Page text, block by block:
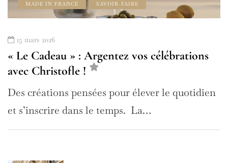
MADE IN FRANCE
SAVOIR-FAIRE
15 mars 2026
« Le Cadeau » : Argentez vos célébrations
avec Christofle !
Des créations pensées pour élever le quotidien
et s’inscrire dans le temps. La…